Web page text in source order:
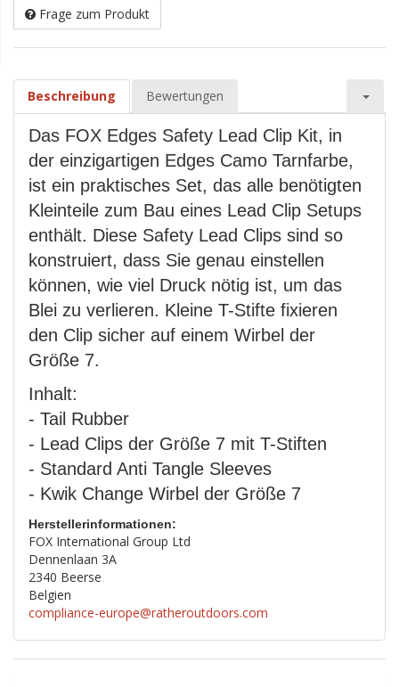
Frage zum Produkt
Beschreibung Bewertungen
Das FOX Edges Safety Lead Clip Kit, in
der einzigartigen Edges Camo Tarnfarbe,
ist ein praktisches Set, das alle benötigten
Kleinteile zum Bau eines Lead Clip Setups
enthält. Diese Safety Lead Clips sind so
konstruiert, dass Sie genau einstellen
können, wie viel Druck nötig ist, um das
Blei zu verlieren. Kleine T-Stifte fixieren
den Clip sicher auf einem Wirbel der
Größe 7.
Inhalt:
- Tail Rubber
- Lead Clips der Größe 7 mit T-Stiften
- Standard Anti Tangle Sleeves
- Kwik Change Wirbel der Größe 7
Herstellerinformationen:
FOX International Group Ltd
Dennenlaan 3A
2340 Beerse
Belgien
compliance-europe@ratheroutdoors.com